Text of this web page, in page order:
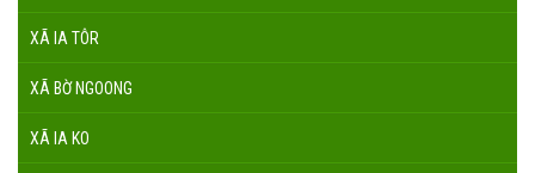
XÃ IA TÔR
XÃ BỜ NGOONG
XÃ IA KO